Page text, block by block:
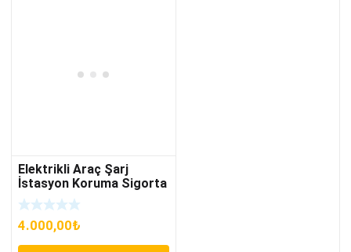
Elektrikli Araç Şarj
İstasyon Koruma Sigorta
Panosu
4.000,00₺